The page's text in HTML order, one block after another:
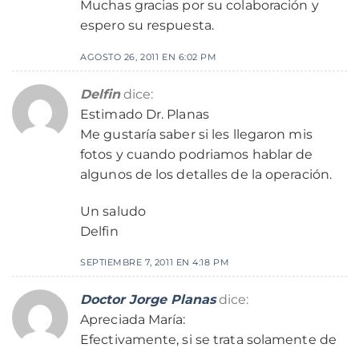
Muchas gracias por su colaboración y
espero su respuesta.
AGOSTO 26, 2011 EN 6:02 PM
Delfin dice:
Estimado Dr. Planas
Me gustaría saber si les llegaron mis
fotos y cuando podriamos hablar de
algunos de los detalles de la operación.
Un saludo
Delfin
SEPTIEMBRE 7, 2011 EN 4:18 PM
Doctor Jorge Planas dice:
Apreciada María:
Efectivamente, si se trata solamente de